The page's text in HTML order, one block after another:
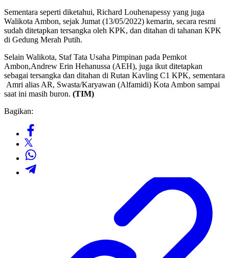
Sementara seperti diketahui, Richard Louhenapessy yang juga
Walikota Ambon, sejak Jumat (13/05/2022) kemarin, secara resmi
sudah ditetapkan tersangka oleh KPK, dan ditahan di tahanan KPK
di Gedung Merah Putih.
Selain Walikota, Staf Tata Usaha Pimpinan pada Pemkot
Ambon,Andrew Erin Hehanussa (AEH), juga ikut ditetapkan
sebagai tersangka dan ditahan di Rutan Kavling C1 KPK, sementara
Amri alias AR, Swasta/Karyawan (Alfamidi) Kota Ambon sampai
saat ini masih buron. (TIM)
Bagikan: